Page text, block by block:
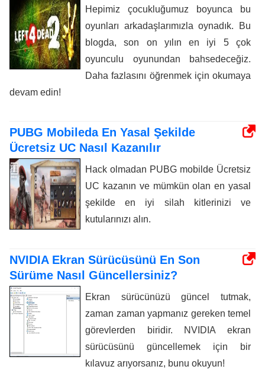
Hepimiz çocukluğumuz boyunca bu
oyunları arkadaşlarımızla oynadık. Bu
blogda, son on yılın en iyi 5 çok
oyunculu oyunundan bahsedeceğiz.
Daha fazlasını öğrenmek için okumaya
devam edin!
PUBG Mobileda En Yasal Şekilde
Ücretsiz UC Nasıl Kazanılır
Hack olmadan PUBG mobilde Ücretsiz
UC kazanın ve mümkün olan en yasal
şekilde en iyi silah kitlerinizi ve
kutularınızı alın.
NVIDIA Ekran Sürücüsünü En Son
Sürüme Nasıl Güncellersiniz?
Ekran sürücünüzü güncel tutmak,
zaman zaman yapmanız gereken temel
görevlerden biridir. NVIDIA ekran
sürücüsünü güncellemek için bir
kılavuz arıyorsanız, bunu okuyun!